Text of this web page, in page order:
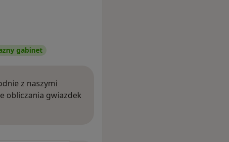
gabinet
z naszymi
obliczania gwiazdek